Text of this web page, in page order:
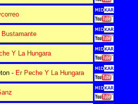
Bustamante
Y La Hungara
- Er Peche Y La Hungara